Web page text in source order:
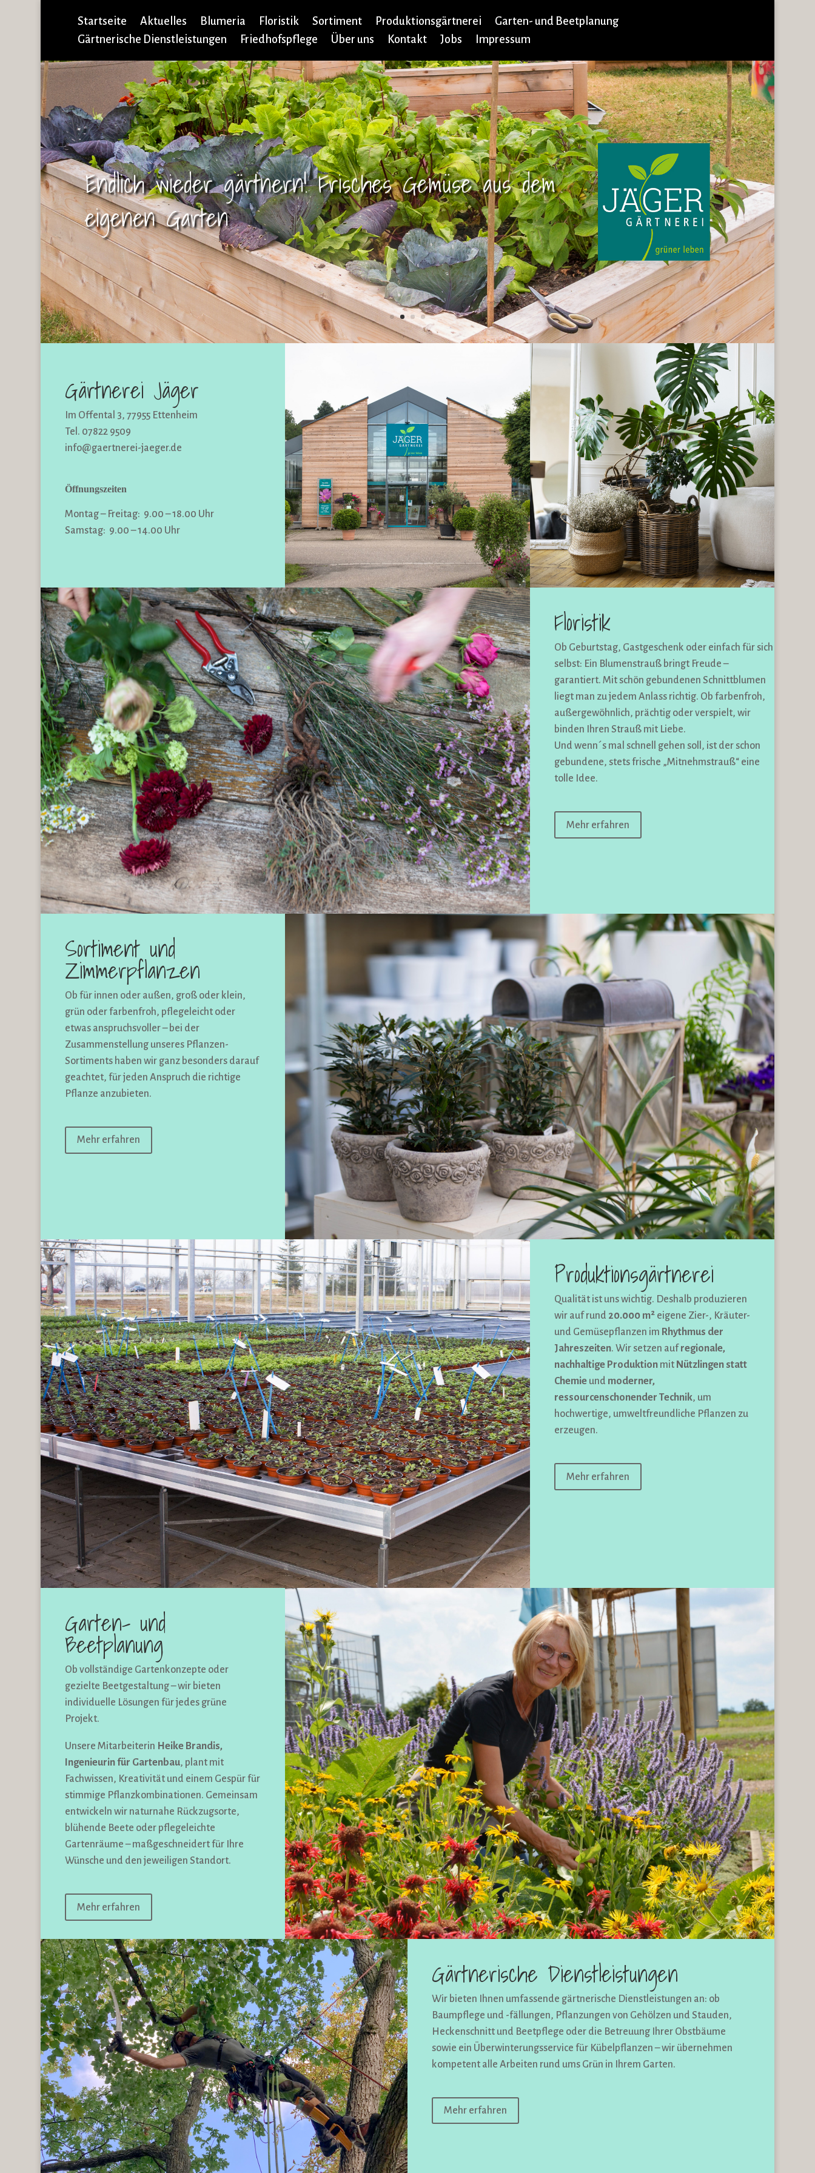
Startseite Aktuelles Blumeria Floristik Sortiment Produktionsgärtnerei
Garten- und Beetplanung
Gärtnerische Dienstleistungen
Friedhofspflege Über uns Kontakt Jobs Impressum
Endlich wieder gärtnern! Frisches Gemüse aus dem
eigenen Garten
Gärtnerei Jäger
Im Offental 3, 77955 Ettenheim
Tel. 07822 9509
info@gaertnerei-jaeger.de
Öffnungszeiten
Montag – Freitag: 9.00 – 18.00 Uhr
Samstag: 9.00 – 14.00 Uhr
Floristik
Ob Geburtstag, Gastgeschenk oder einfach für sich
selbst: Ein Blumenstrauß bringt Freude –
garantiert. Mit schön gebundenen Schnittblumen
liegt man zu jedem Anlass richtig. Ob farbenfroh,
außergewöhnlich, prächtig oder verspielt, wir
binden Ihren Strauß mit Liebe.
Und wenn´s mal schnell gehen soll, ist der schon
gebundene, stets frische „Mitnehmstrauß“ eine
tolle Idee.
Mehr erfahren
Sortiment und
Zimmerpflanzen
Ob für innen oder außen, groß oder klein,
grün oder farbenfroh, pflegeleicht oder
etwas anspruchsvoller – bei der
Zusammenstellung unseres Pflanzen-
Sortiments haben wir ganz besonders darauf
geachtet, für jeden Anspruch die richtige
Pflanze anzubieten.
Mehr erfahren
Produktionsgärtnerei
Qualität ist uns wichtig. Deshalb produzieren
wir auf rund 20.000 m²eigene Zier-, Kräuter-
und Gemüsepflanzen im Rhythmus der
Jahreszeiten. Wir setzen auf regionale,
nachhaltige Produktionmit Nützlingen statt
Chemieund moderner,
ressourcenschonender Technik, um
hochwertige, umweltfreundliche Pflanzen zu
erzeugen.
Mehr erfahren
Garten- und
Beetplanung
Ob vollständige Gartenkonzepte oder
gezielte Beetgestaltung – wir bieten
individuelle Lösungen für jedes grüne
Projekt.
Unsere Mitarbeiterin Heike Brandis,
Ingenieurin für Gartenbau, plant mit
Fachwissen, Kreativität und einem Gespür für
stimmige Pflanzkombinationen. Gemeinsam
entwickeln wir naturnahe Rückzugsorte,
blühende Beete oder pflegeleichte
Gartenräume – maßgeschneidert für Ihre
Wünsche und den jeweiligen Standort.
Mehr erfahren
Gärtnerische Dienstleistungen
Wir bieten Ihnen umfassende gärtnerische Dienstleistungen an: ob
Baumpflege und -fällungen, Pflanzungen von Gehölzen und Stauden,
Heckenschnitt und Beetpflege oder die Betreuung Ihrer Obstbäume
sowie ein Überwinterungsservice für Kübelpflanzen – wir übernehmen
kompetent alle Arbeiten rund ums Grün in Ihrem Garten.
Mehr erfahren